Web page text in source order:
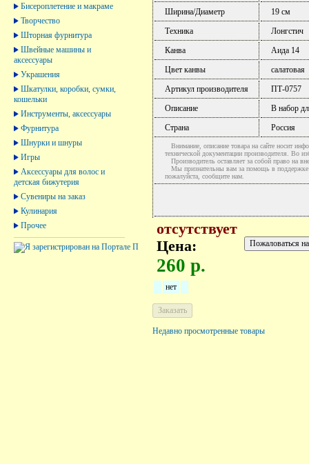
Бисероплетение и макраме
Творчество
Шторная фурнитура
Швейные машины и
аксессуары
Украшения
Шкатулки, коробки, сумки,
кошельки
Инструменты, аксессуары
Фурнитура
Шнурки и шнуры
Игры
Аксессуары для волос и
детская бижутерия
Сувениры на заказ
Кулинария
Прочее
Ширина/Диаметр
19 см
Техника
Лонгстич
Канва
Аида 14
Цвет канвы
салатовая
Артикул производителя
ПТ-0757
Описание
В набор
Страна
Россия
Внимание, описание товара на сайте носит
технической документации производителя. Во
Производитель оставляет за собой право на
Мы признательны вам за помощь в поддержке
пожалуйста, сообщите нам.
отсутствует
Цена:
260 р.
нет
Недавно просмотренные товары